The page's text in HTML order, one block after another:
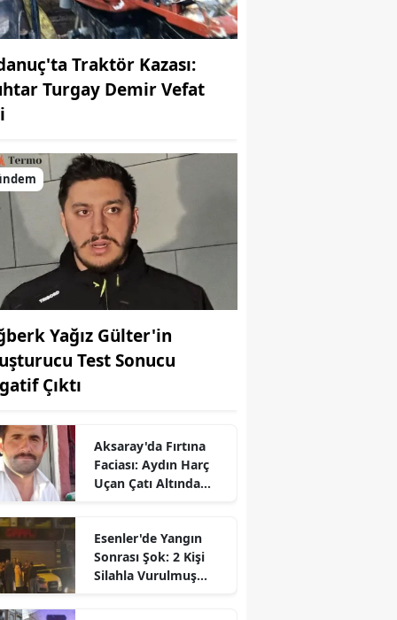
Traktör Kazası:
Turgay Demir Vefat
Yağız Gülter'in
Test Sonucu
Çıktı
Aksaray'da Fırtına
Faciası: Aydın Harç
Uçan Çatı Altında
Esenler'de Yangın
Sonrası Şok: 2 Kişi
Silahla Vurulmuş